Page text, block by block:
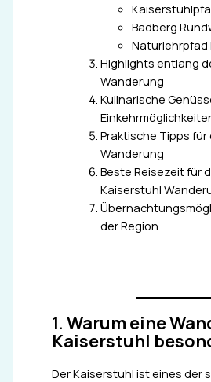
Badberg
Naturlehrpfad
Highlights entlang
Wanderung
Kulinarische
Praktische Tipps für
Wanderung
Beste Reisezeit für
Kaiserstuhl
der Region
1. Warum eine
Kaiserstuhl
Der Kaiserstuhl ist eines der